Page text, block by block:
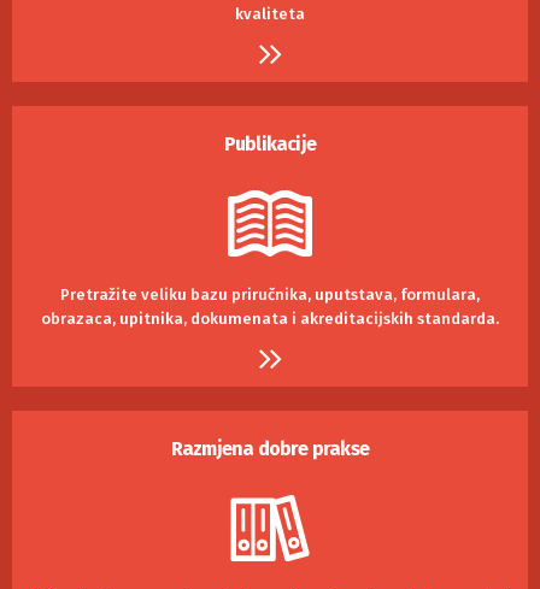
kvaliteta
Publikacije
Pretražite veliku bazu priručnika, uputstava, formulara,
obrazaca, upitnika, dokumenata i akreditacijskih standarda.
Razmjena dobre prakse